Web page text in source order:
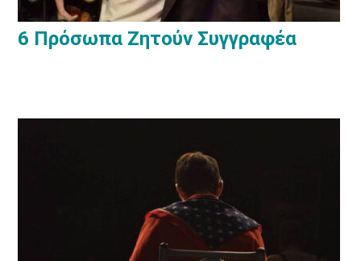
6 Πρόσωπα Ζητούν Συγγραφέα